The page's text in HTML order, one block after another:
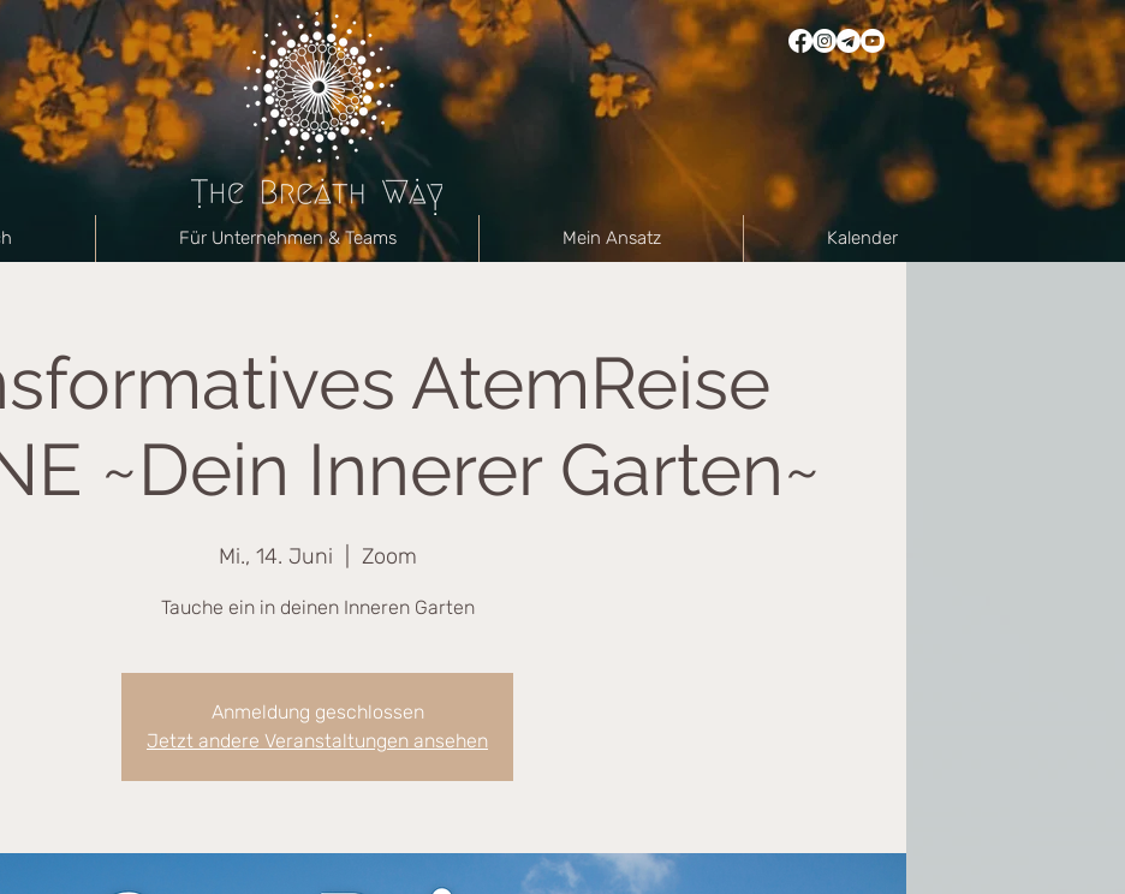
Für Unternehmen & Teams Mein Ansatz Kalender
AtemReise
~Dein Innerer Garten~
Mi., 14. Juni Zoom
Tauche ein in deinen Inneren Garten
Anmeldung geschlossen
Jetzt andere Veranstaltungen ansehen